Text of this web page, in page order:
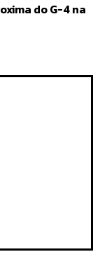
do G-4 na